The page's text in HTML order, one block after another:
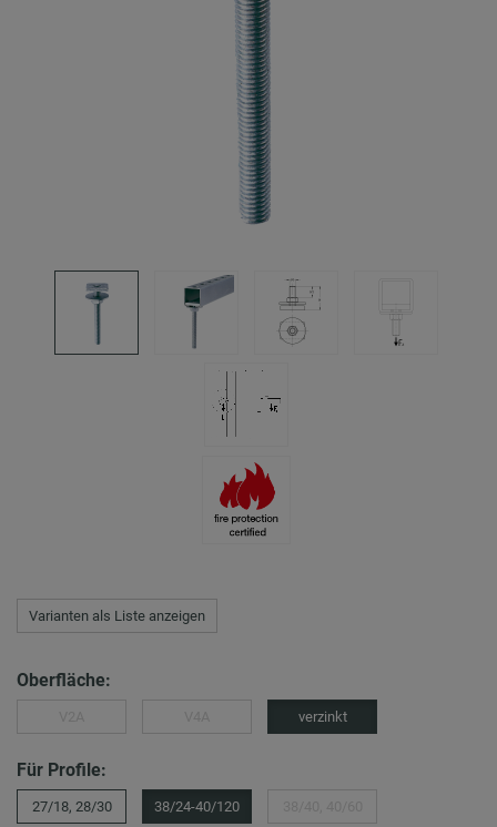
Varianten als Liste anzeigen
Oberfläche:
verzinkt
Für Profile:
27/18, 28/30 38/24-40/120